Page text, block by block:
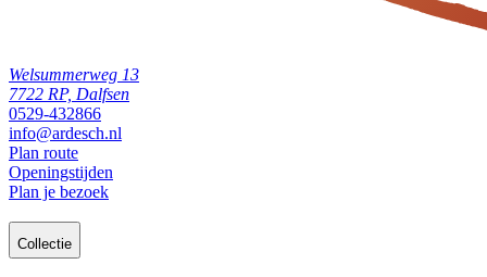
Welsummerweg 13
7722 RP, Dalfsen
0529-432866
info@ardesch.nl
Plan route
Openingstijden
Plan je bezoek
Collectie